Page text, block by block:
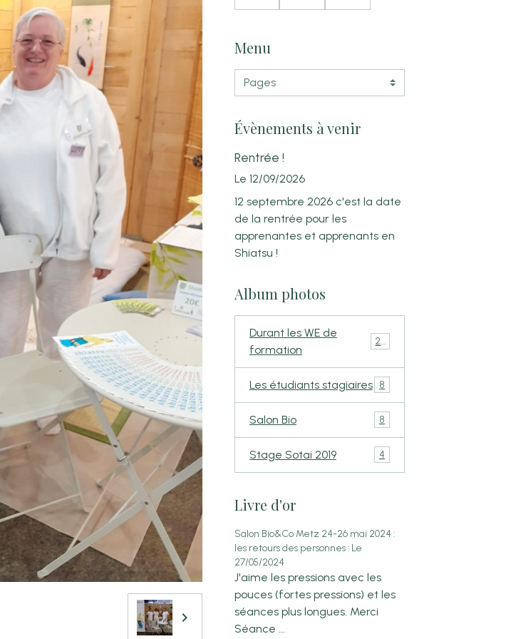
velle
cien
ne
sur
Aug
Menu
Évènements à venir
Rentrée !
Le 12/09/2026
12 septembre 2026 c'est la date
de la rentrée pour les
apprenantes et apprenants en
Shiatsu !
Album photos
Durant les WE de
formation
24
Les étudiants stagiaires 8
Salon Bio 8
Stage Sotai 2019 4
Livre d'or
Salon Bio&Co Metz 24-26 mai 2024 :
les retours des personnes : Le
27/05/2024
J'aime les pressions avec les
pouces (fortes pressions) et les
séances plus longues. Merci
Séance ...